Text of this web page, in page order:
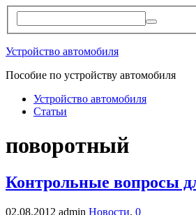
Устройство автомобиля
Пособие по устройству автомобиля
Устройство автомобиля
Статьи
поворотный
Контрольные вопросы
02.08.2012 admin Новости, 0